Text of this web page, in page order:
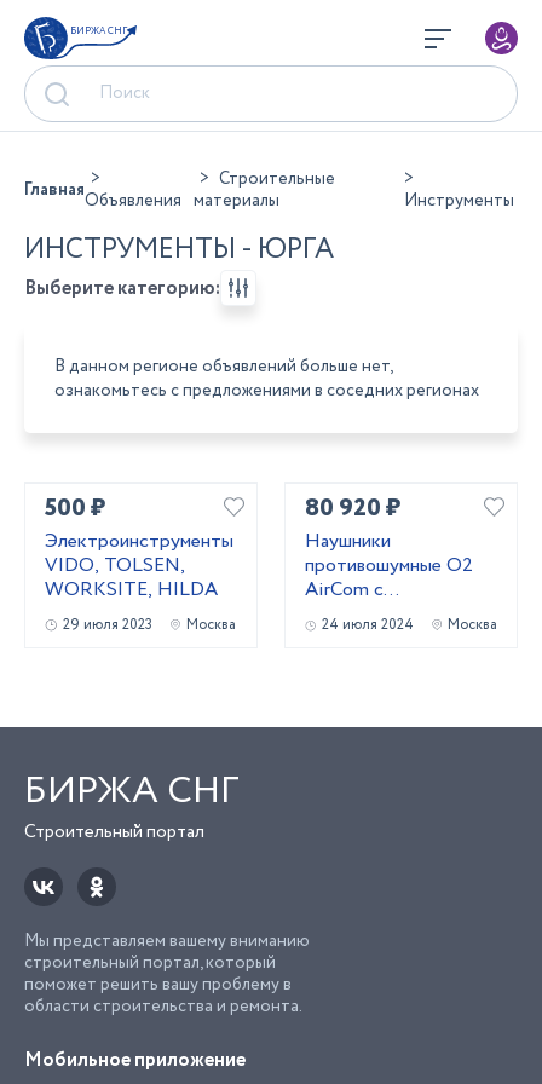
БИРЖА СНГ
ГлавнаяОбъявления
Строительные
материалы
Инструменты
ИНСТРУМЕНТЫ - ЮРГА
Выберите категорию:
В данном регионе объявлений больше нет,
ознакомьтесь с предложениями в соседних регионах
500 ₽
Электроинструменты
VIDO, TOLSEN,
WORKSITE, HILDA
29 июля 2023 Москва
80 920 ₽
Наушники
противошумные O2
AirCom с
радиосвязью со
стандартным
24 июля 2024 Москва
БИРЖА СНГ
Строительный портал
Мы представляем вашему вниманию
строительный портал, который
поможет решить вашу проблему в
области строительства и ремонта.
Мобильное приложение